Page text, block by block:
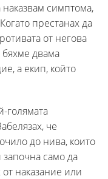
симптома,
престанах да
от негова
бяхме двама
а екип, който
голямата
че
до нива, които
започна само да
наказание или